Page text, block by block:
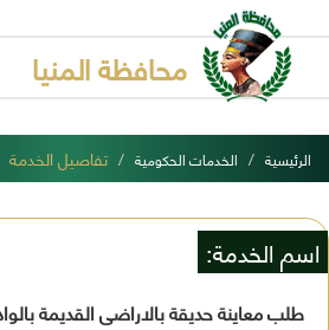
محافظة المنيا
الرئيسية الخدمات الحكومية تفاصيل الخدمة
اسم الخدمة:
طلب معاينة حديقة بالاراضى القديمة